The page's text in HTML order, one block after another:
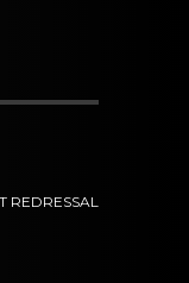
REDRESSAL